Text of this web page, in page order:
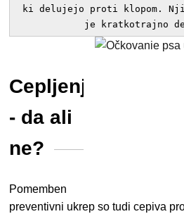
ki delujejo proti klopom.
je kratkotrajno
Cepljenje
- da ali
ne?
Pomemben
preventivni ukrep so tudi cepiva